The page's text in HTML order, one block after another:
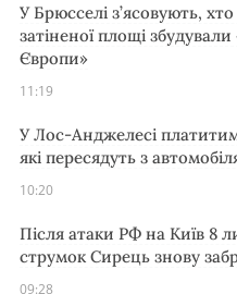
У Брюсселі з’ясовують,
затіненої площі
Європи»
11:19
У Лос-Анджелесі
які пересядуть з
10:20
Після атаки РФ на Київ 8
струмок Сирець знову
09:28